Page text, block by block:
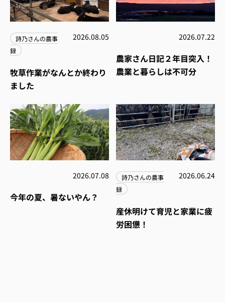
詩乃さんの農事
録
2026.08.05
牧草作業がなんとか終わり
ました
2026.07.22
農家さん日記２年目突入！
農業と暮らしは不可分
2026.07.08
今年の夏、暑ないやん？
詩乃さんの農事
録
2026.06.24
産休明けて育児と家業に疲
労困憊！